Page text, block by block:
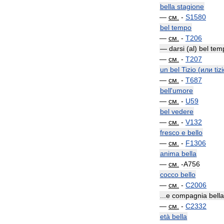
bella stagione
— см - S1580
bel tempo
— см - T206
— darsi (al) bel
— см - T207
un bel Tizio (или
— см - T687
bell'umore
— см - U59
bel vedere
— см - V132
fresco e bello
— см - F1306
anima bella
— см -A756
cocco bello
— см - C2006
e compagnia bella
— см - C2332
età bella